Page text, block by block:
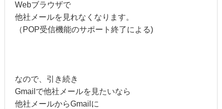
Webブラウザで
他社メールを見れなくなります。
（POP受信機能のサポート終了による)
なので、引き続き
Gmailで他社メールを見たいなら
他社メールからGmailに